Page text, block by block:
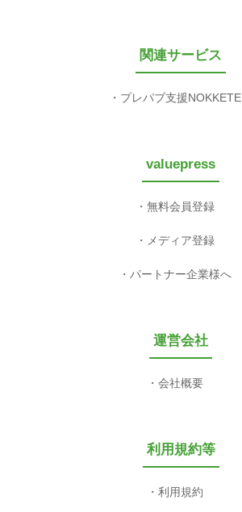
関連サービス
プレパブ支援NOKKETE
valuepress
無料会員登録
メディア登録
パートナー企業様へ
運営会社
会社概要
利用規約等
利用規約